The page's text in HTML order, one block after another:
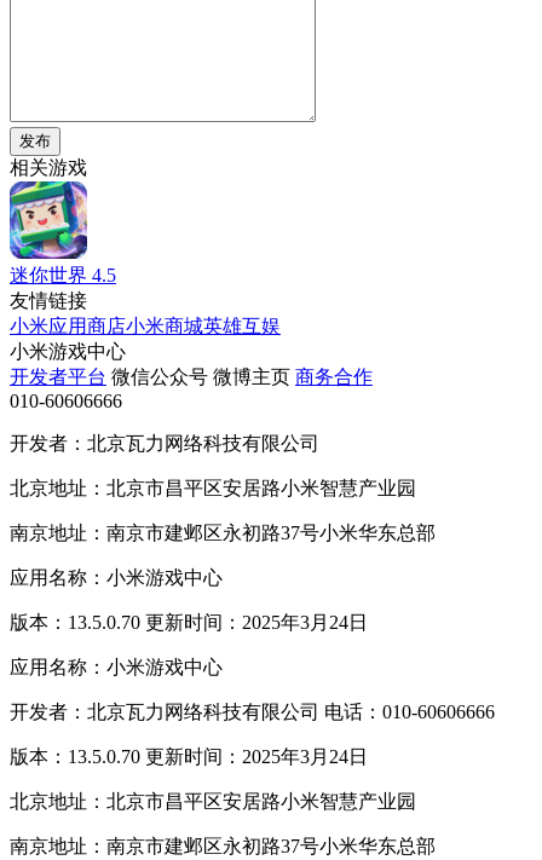
发布
相关游戏
迷你世界 4.5
友情链接
小米应用商店小米商城英雄互娱
小米游戏中心
开发者平台 微信公众号 微博主页 商务合作
010-60606666
开发者：北京瓦力网络科技有限公司
北京地址：北京市昌平区安居路小米智慧产业园
南京地址：南京市建邺区永初路37号小米华东总部
应用名称：小米游戏中心
版本：13.5.0.70 更新时间：2025年3月24日
应用名称：小米游戏中心
开发者：北京瓦力网络科技有限公司 电话：010-60606666
版本：13.5.0.70 更新时间：2025年3月24日
北京地址：北京市昌平区安居路小米智慧产业园
南京地址：南京市建邺区永初路37号小米华东总部